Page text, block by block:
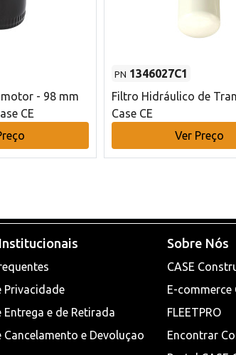
- 98 mm
CE
PN 1346027C1
Filtro Hidráulico de
Case CE
Ver Preço
Privacidade
Entrega e de Retirada
Cancelamento e Devoluçao
Sobre Nós
CASE
E-commerce
FLEETPRO
Encontrar